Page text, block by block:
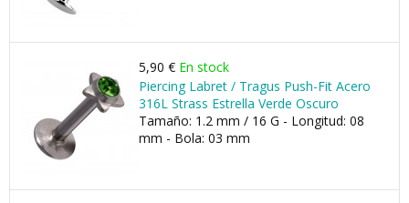
5,90 € En stock
Piercing Labret / Tragus Push-Fit Acero
316L Strass Estrella Verde Oscuro
Tamaño: 1.2 mm / 16 G - Longitud: 08
mm - Bola: 03 mm